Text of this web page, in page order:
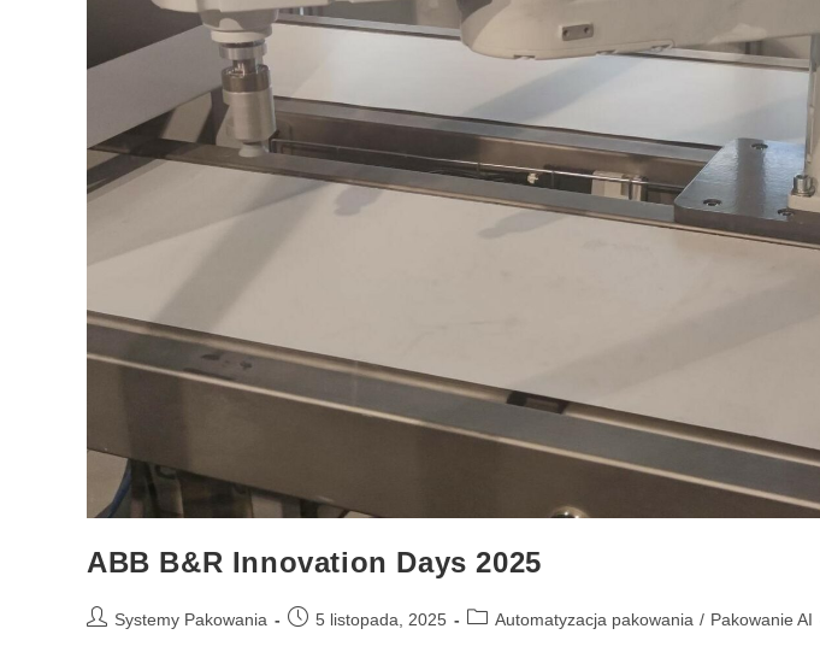
ABB B&R Innovation Days 2025
PostSystemy Pakowania
Post5 listopada, 2025
PostAutomatyzacja pakowania / Pakowanie AI